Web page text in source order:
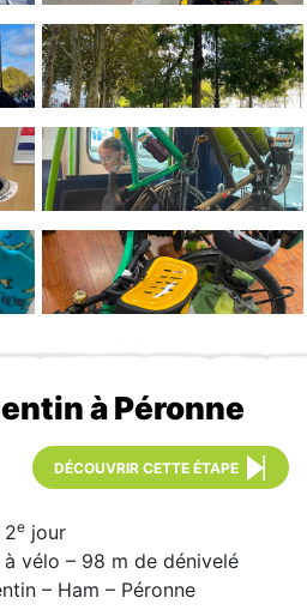
à Péronne
DÉCOUVRIR CETTE ÉTAPE
2e jour
vélo – 98 m de dénivelé
– Ham – Péronne